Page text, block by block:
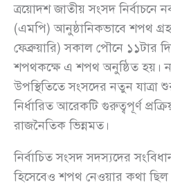
ত্রয়োদশ জাতীয় সংসদ নির্বাচনে
(এমপি) আনুষ্ঠানিকভাবে শপথ
ফেব্রুয়ারি) সকাল পৌনে ১১টার
শপথকক্ষে এ শপথ অনুষ্ঠিত হয়।
উপস্থিতিতে সংসদের নতুন
নির্ধারিত আরেকটি গুরুত্বপূর্ণ
রাজনৈতিক ভিন্নমত।
নির্বাচিত সংসদ সদস্যদের
হিসেবেও শপথ নেওয়ার কথা